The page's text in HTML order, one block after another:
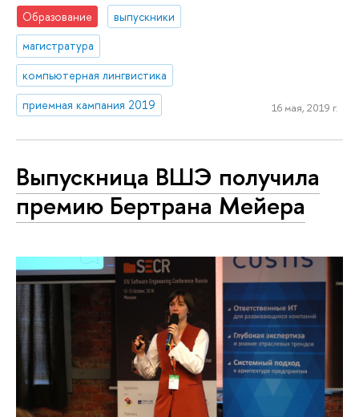
Образование
выпускники
магистратура
компьютерная лингвистика
приемная кампания 2019
16 мая, 2019 г.
Выпускница ВШЭ получила
премию Бертрана Мейера